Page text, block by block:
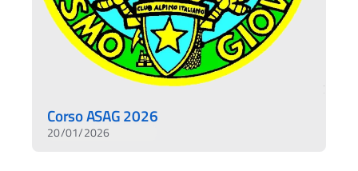
Corso ASAG 2026
20/01/2026